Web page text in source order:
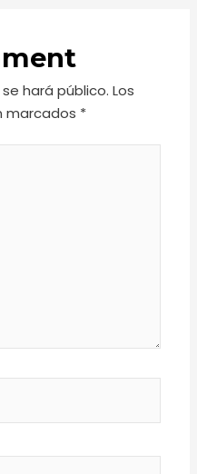
hará público. Los
marcados *